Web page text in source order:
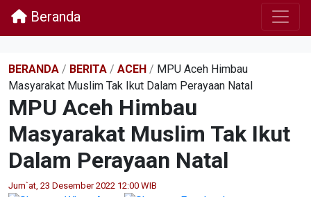
Beranda
BERANDA / BERITA / ACEH / MPU Aceh Himbau
Masyarakat Muslim Tak Ikut Dalam Perayaan Natal
MPU Aceh Himbau
Masyarakat Muslim Tak Ikut
Dalam Perayaan Natal
Jum`at, 23 Desember 2022 12:00 WIB